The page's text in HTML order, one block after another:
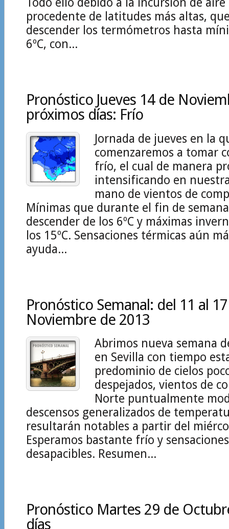
Todo ello debido a la incursión de aire
procedente de latitudes más altas,
descender los termómetros hasta
6ºC, con...
Pronóstico Jueves 14 de
próximos días: Frío
Jornada de jueves en la
comenzaremos a tomar
frío, el cual de manera
intensificando en
mano de vientos de
Mínimas que durante el fin de
descender de los 6ºC y máximas
los 15ºC. Sensaciones térmicas aún
ayuda...
Pronóstico Semanal: del 11 al
Noviembre de 2013
Abrimos nueva semana
en Sevilla con tiempo
predominio de cielos
despejados, vientos de
Norte puntualmente
descensos generalizados de
resultarán notables a partir del
Esperamos bastante frío y
desapacibles. Resumen...
Pronóstico Martes 29 de
días